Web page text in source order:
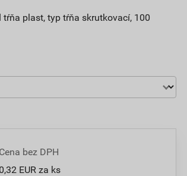
plast, typ tŕňa skrutkovací, 100
Cena bez DPH
0,32 EUR za ks